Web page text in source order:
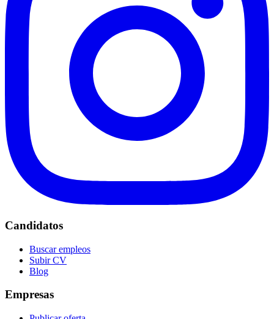
Candidatos
Buscar empleos
Subir CV
Blog
Empresas